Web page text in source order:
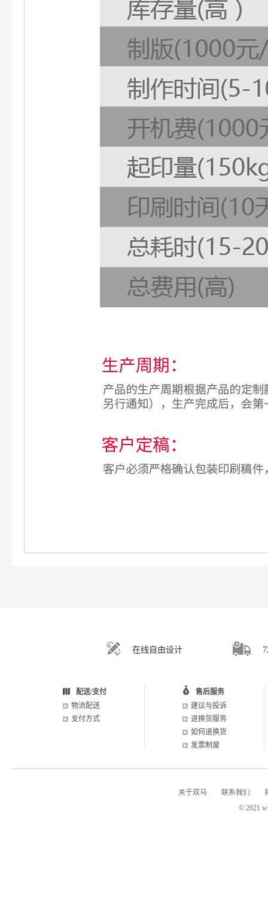
在线自由设计
配送/支付
物流配送
支付方式
售后服务
建议与投诉
退换货服务
如何退换货
发票制度
关于双马 联系我们
© 2021